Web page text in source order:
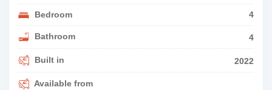
Bedroom 4
Bathroom 4
Built in 2022
Available from